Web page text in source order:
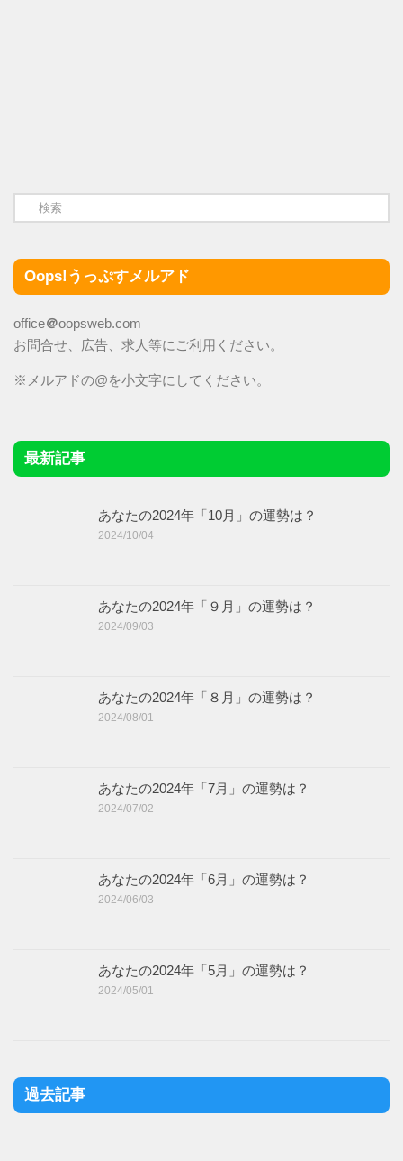
Oops!うっぷすメルアド
office＠oopsweb.com
お問合せ、広告、求人等にご利用ください。
※メルアドの@を小文字にしてください。
最新記事
あなたの2024年「10月」の運勢は？
2024/10/04
あなたの2024年「９月」の運勢は？
2024/09/03
あなたの2024年「８月」の運勢は？
2024/08/01
あなたの2024年「7月」の運勢は？
2024/07/02
あなたの2024年「6月」の運勢は？
2024/06/03
あなたの2024年「5月」の運勢は？
2024/05/01
過去記事